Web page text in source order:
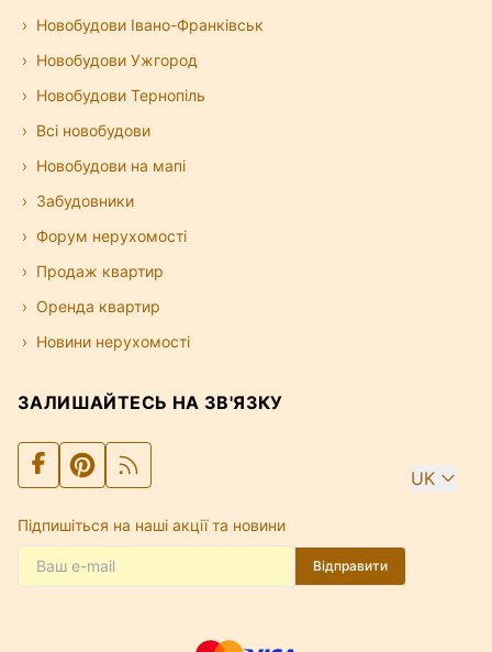
Новобудови Івано-Франківськ
Новобудови Ужгород
Новобудови Тернопіль
Всі новобудови
Новобудови на мапі
Забудовники
Форум нерухомості
Продаж квартир
Оренда квартир
Новини нерухомості
ЗАЛИШАЙТЕСЬ НА ЗВ'ЯЗКУ
UK
Підпишіться на наші акції та новини
Відправити